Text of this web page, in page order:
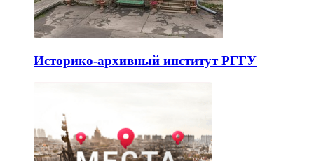
Историко-архивный институт РГГУ